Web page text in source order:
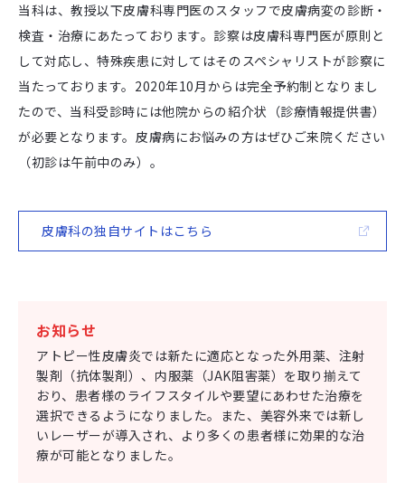
当科は、教授以下皮膚科専門医のスタッフで皮膚病変の診断・
検査・治療にあたっております。診察は皮膚科専門医が原則と
して対応し、特殊疾患に対してはそのスペシャリストが診察に
当たっております。2020年10月からは完全予約制となりまし
たので、当科受診時には他院からの紹介状（診療情報提供書）
が必要となります。皮膚病にお悩みの方はぜひご来院ください
（初診は午前中のみ）。
皮膚科の独自サイトはこちら
お知らせ
アトピー性皮膚炎では新たに適応となった外用薬、注射
製剤（抗体製剤）、内服薬（JAK阻害薬）を取り揃えて
おり、患者様のライフスタイルや要望にあわせた治療を
選択できるようになりました。また、美容外来では新し
いレーザーが導入され、より多くの患者様に効果的な治
療が可能となりました。